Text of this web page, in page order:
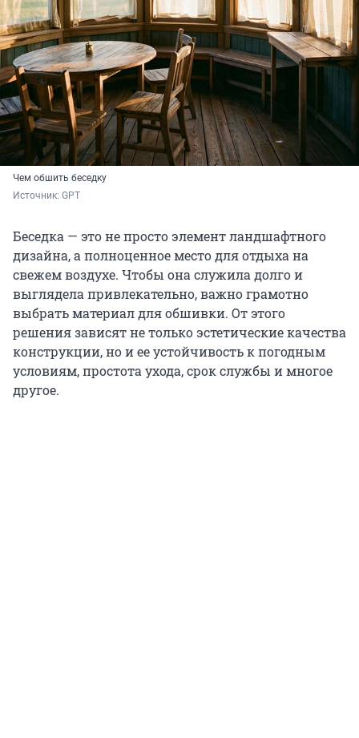
Чем обшить беседку
Источник: GPT
Беседка — это не просто элемент ландшафтного
дизайна, а полноценное место для отдыха на
свежем воздухе. Чтобы она служила долго и
выглядела привлекательно, важно грамотно
выбрать материал для обшивки. От этого
решения зависят не только эстетические качества
конструкции, но и ее устойчивость к погодным
условиям, простота ухода, срок службы и многое
другое.